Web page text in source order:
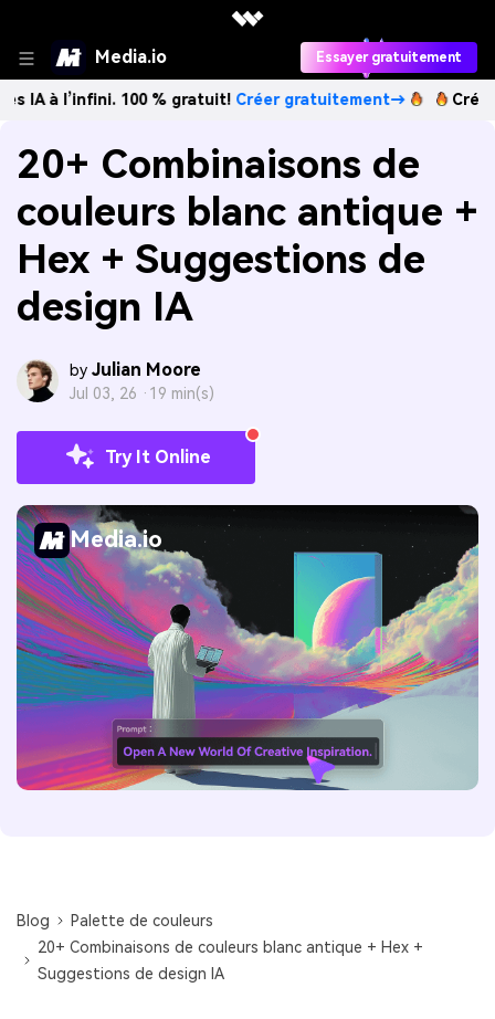
Media.io Essayer gratuitement
100 % gratuit!Créer gratuitement→ Créez des
20+ Combinaisons de
couleurs blanc antique +
Hex + Suggestions de
design IA
by Julian Moore
Jul 03, 26 · 19 min(s)
Try It Online
Media.io
Blog
Palette de couleurs
20+ Combinaisons de couleurs blanc antique + Hex +
Suggestions de design IA